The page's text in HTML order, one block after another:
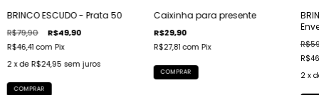
BRINCO ESCUDO - Prata 50
R$79,90 R$49,90
R$46,41com Pix
2 x de R$24,95 sem juros
COMPRAR
Caixinha para presente
R$29,90
R$27,81com Pix
COMPRAR
2 x